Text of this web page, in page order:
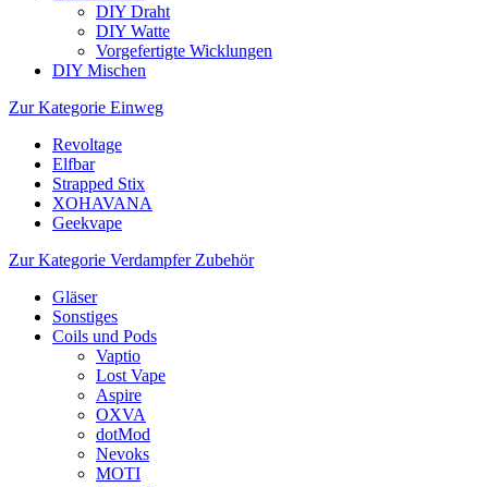
DIY Draht
DIY Watte
Vorgefertigte Wicklungen
DIY Mischen
Zur Kategorie Einweg
Revoltage
Elfbar
Strapped Stix
XOHAVANA
Geekvape
Zur Kategorie Verdampfer Zubehör
Gläser
Sonstiges
Coils und Pods
Vaptio
Lost Vape
Aspire
OXVA
dotMod
Nevoks
MOTI